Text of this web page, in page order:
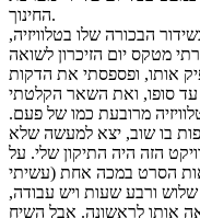
החינוך.
הבכורה שלו בטלוויזיה,
ב-1995 או 1996. מיהרתי מטקס יום הזיכרון לשואה
אותו, ופספסתי את הדקות
עד סופו, ואת השאר הקלטתי
מרובעת כמו של פעם.
בו שוב, יצא למעשה שלא
הזה היה התיקון שלי. על
הסרט במכה אחת (עשיתי
ורבע שעות ויש עבודה,
אותו לראשונה. אבל השיח